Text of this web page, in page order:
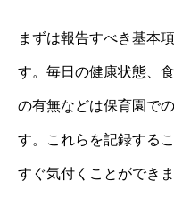
まずは報告すべき基本
す。毎日の健康状態、
の有無などは保育園で
す。これらを記録する
すぐ気付くことができ